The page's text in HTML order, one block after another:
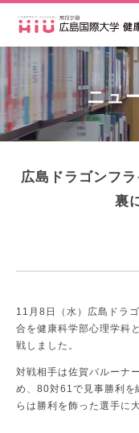
ニュ
広島ドラゴンフ
裏
11月8日（水）広島ドラ
合を健康科学部心理学科
戦しました。
対戦相手は佐賀バルーナ
め、80対61で見事勝利
らは勝利を飾った選手に